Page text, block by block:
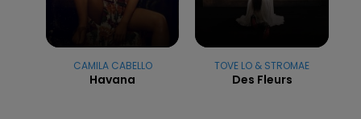
CAMILA CABELLO
Havana
TOVE LO & STROMAE
Des Fleurs